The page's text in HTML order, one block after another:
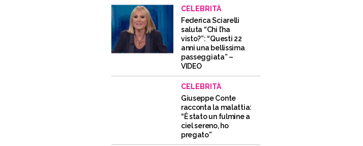
CELEBRITÀ
Federica Sciarelli
saluta “Chi l’ha
visto?”: “Questi 22
anni una bellissima
passeggiata” –
VIDEO
CELEBRITÀ
Giuseppe Conte
racconta la malattia:
“È stato un fulmine a
ciel sereno, ho
pregato”